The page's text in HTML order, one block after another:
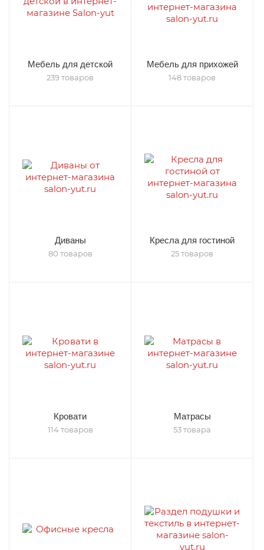
Мебель для детской
239 товаров
Мебель для прихожей
148 товаров
Диваны
80 товаров
Кресла для гостиной
25 товаров
Кровати
114 товаров
Матрасы
53 товара